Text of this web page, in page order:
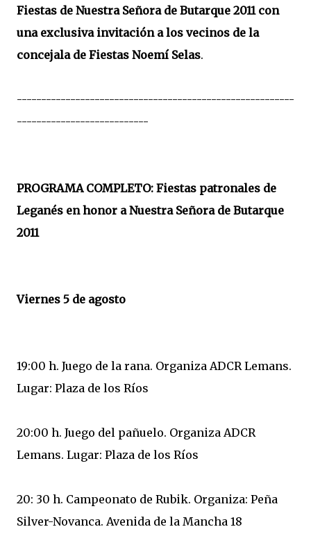
Fiestas de Nuestra Señora de Butarque 2011 con
una exclusiva invitación a los vecinos de la
concejala de Fiestas Noemí Selas.
---------------------------------------------------------
---------------------------
PROGRAMA COMPLETO: Fiestas patronales de
Leganés en honor a Nuestra Señora de Butarque
2011
Viernes 5 de agosto
19:00 h. Juego de la rana. Organiza ADCR Lemans.
Lugar: Plaza de los Ríos
20:00 h. Juego del pañuelo. Organiza ADCR
Lemans. Lugar: Plaza de los Ríos
20: 30 h. Campeonato de Rubik. Organiza: Peña
Silver-Novanca. Avenida de la Mancha 18